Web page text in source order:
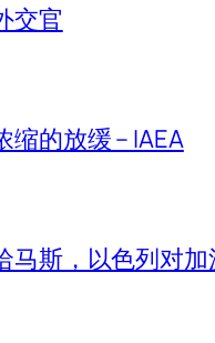
交官
的放缓 – IAEA
马斯，以色列对